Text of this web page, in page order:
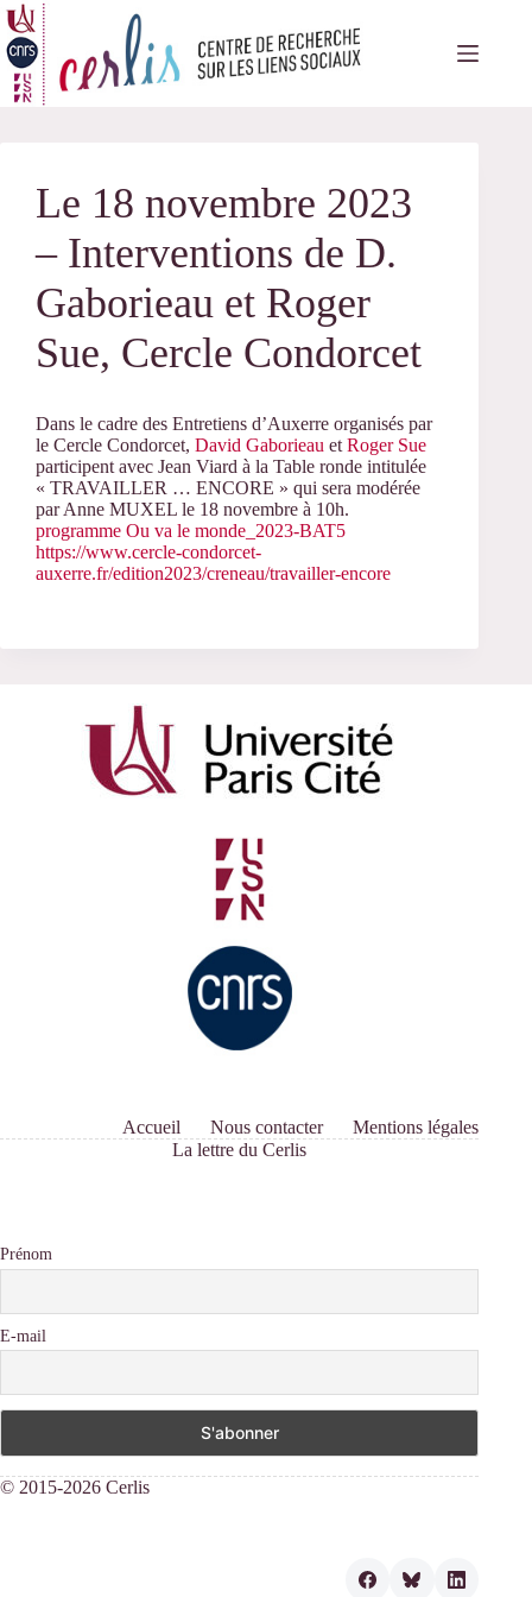
Passer
au
contenu
Le 18 novembre 2023
– Interventions de D.
Gaborieau et Roger
Sue, Cercle Condorcet
Dans le cadre des Entretiens d’Auxerre organisés par
le Cercle Condorcet, David Gaborieau et Roger Sue
participent avec Jean Viard à la Table ronde intitulée
« TRAVAILLER … ENCORE » qui sera modérée
par Anne MUXEL le 18 novembre à 10h.
programme Ou va le monde_2023-BAT5
https://www.cercle-condorcet-
auxerre.fr/edition2023/creneau/travailler-encore
Accueil Nous contacter
Mentions légales
La lettre du Cerlis
Prénom
E-mail
© 2015-2026 Cerlis